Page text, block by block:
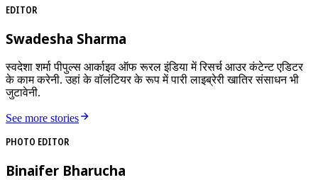
EDITOR
Swadesha Sharma
स्वदेशा शर्मा पीपुल्स आर्काइव ऑफ रूरल इंडिया में रिसर्च आउर कंटेन्ट एडिटर
के काम करेनी. उहां के वॉलंटियर के रूप में पारी लाइब्रेरी खातिर संसाधन भी
जुटावेनी.
See more stories
PHOTO EDITOR
Binaifer Bharucha